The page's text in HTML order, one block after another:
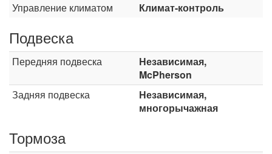
Управление климатом Климат-контроль
Подвеска
Передняя подвеска
Независимая,
McPherson
Задняя подвеска
Независимая,
многорычажная
Тормоза